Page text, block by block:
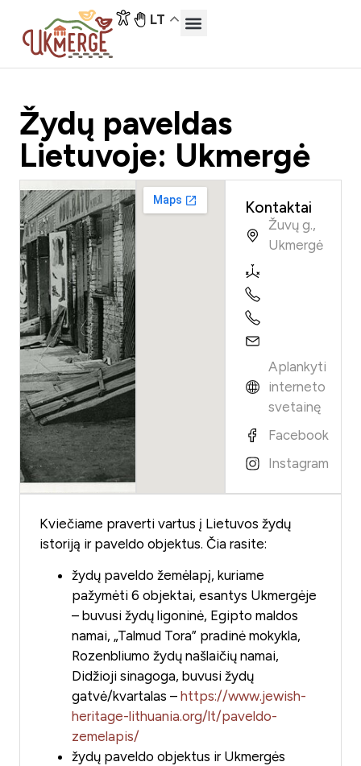
LT
Žydų paveldas
Lietuvoje: Ukmergė
Kontaktai
Žuvų g.,
Ukmergė
Aplankyti
interneto
svetainę
Facebook
Instagram
Kviečiame praverti vartus į Lietuvos žydų
istoriją ir paveldo objektus. Čia rasite:
žydų paveldo žemėlapį, kuriame
pažymėti 6 objektai, esantys Ukmergėje
– buvusi žydų ligoninė, Egipto maldos
namai, „Talmud Tora” pradinė mokykla,
Rozenbliumo žydų našlaičių namai,
Didžioji sinagoga, buvusi žydų
gatvė/kvartalas – https://www.jewish-
heritage-lithuania.org/lt/paveldo-
zemelapis/
žydų paveldo objektus ir Ukmergės